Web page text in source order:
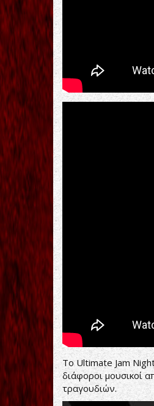
Το Ultimate Jam
διάφοροι μουσικοί
τραγουδιών.